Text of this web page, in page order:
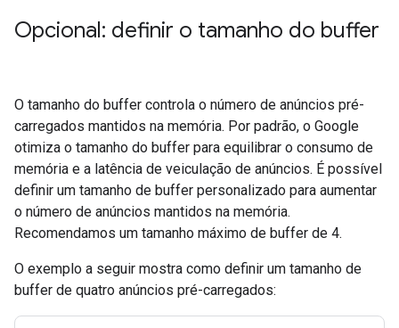
Opcional: definir o tamanho do buffer
O tamanho do buffer controla o número de anúncios pré-
carregados mantidos na memória. Por padrão, o Google
otimiza o tamanho do buffer para equilibrar o consumo de
memória e a latência de veiculação de anúncios. É possível
definir um tamanho de buffer personalizado para aumentar
o número de anúncios mantidos na memória.
Recomendamos um tamanho máximo de buffer de 4.
O exemplo a seguir mostra como definir um tamanho de
buffer de quatro anúncios pré-carregados: